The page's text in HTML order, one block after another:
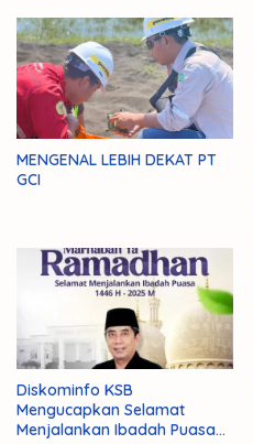
MENGENAL LEBIH DEKAT PT
GCI
Diskominfo KSB
Mengucapkan Selamat
Menjalankan Ibadah Puasa